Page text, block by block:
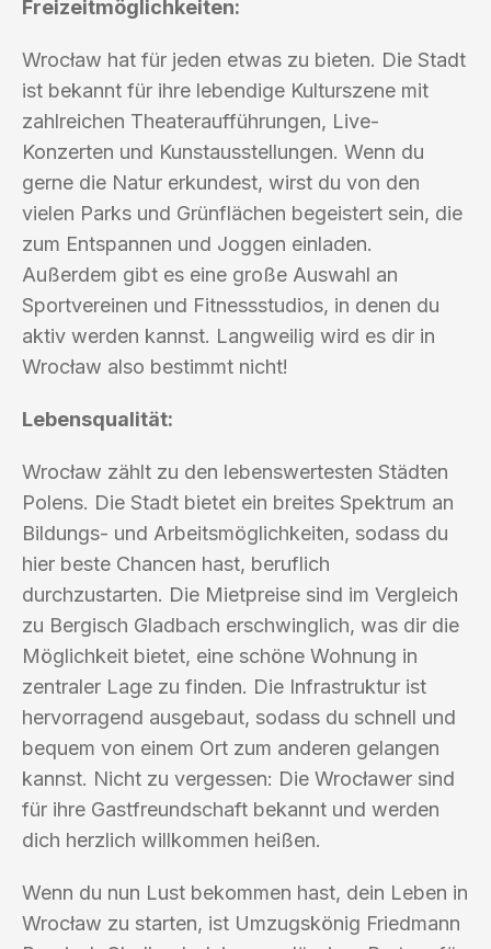
Freizeitmöglichkeiten:
Wrocław hat für jeden etwas zu bieten. Die Stadt
ist bekannt für ihre lebendige Kulturszene mit
zahlreichen Theateraufführungen, Live-
Konzerten und Kunstausstellungen. Wenn du
gerne die Natur erkundest, wirst du von den
vielen Parks und Grünflächen begeistert sein, die
zum Entspannen und Joggen einladen.
Außerdem gibt es eine große Auswahl an
Sportvereinen und Fitnessstudios, in denen du
aktiv werden kannst. Langweilig wird es dir in
Wrocław also bestimmt nicht!
Lebensqualität:
Wrocław zählt zu den lebenswertesten Städten
Polens. Die Stadt bietet ein breites Spektrum an
Bildungs- und Arbeitsmöglichkeiten, sodass du
hier beste Chancen hast, beruflich
durchzustarten. Die Mietpreise sind im Vergleich
zu Bergisch Gladbach erschwinglich, was dir die
Möglichkeit bietet, eine schöne Wohnung in
zentraler Lage zu finden. Die Infrastruktur ist
hervorragend ausgebaut, sodass du schnell und
bequem von einem Ort zum anderen gelangen
kannst. Nicht zu vergessen: Die Wrocławer sind
für ihre Gastfreundschaft bekannt und werden
dich herzlich willkommen heißen.
Wenn du nun Lust bekommen hast, dein Leben in
Wrocław zu starten, ist Umzugskönig Friedmann